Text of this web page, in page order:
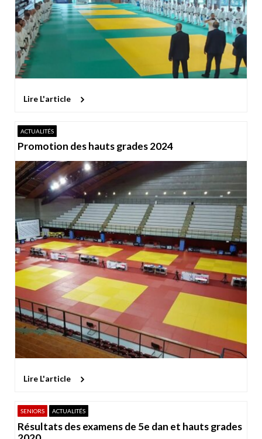
Lire L'article
ACTUALITÉS
Promotion des hauts grades 2024
Lire L'article
SENIORS ACTUALITÉS
Résultats des examens de 5e dan et hauts grades